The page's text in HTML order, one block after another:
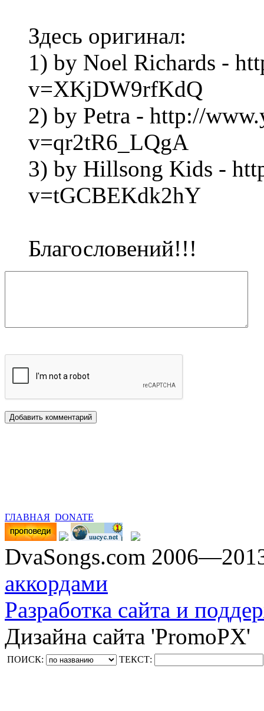
Здесь оригинал:
1) by Noel Richards -
v=XKjDW9rfKdQ
2) by Petra - http://
v=qr2tR6_LQgA
3) by Hillsong Kids -
v=tGCBEKdk2hY
Благословений!!!
ГЛАВНАЯ DONATE
DvaSongs.com
аккордами
Разработка сайта и
Дизайна сайта 'PromoPX'
ПОИСК: ТЕКСТ: